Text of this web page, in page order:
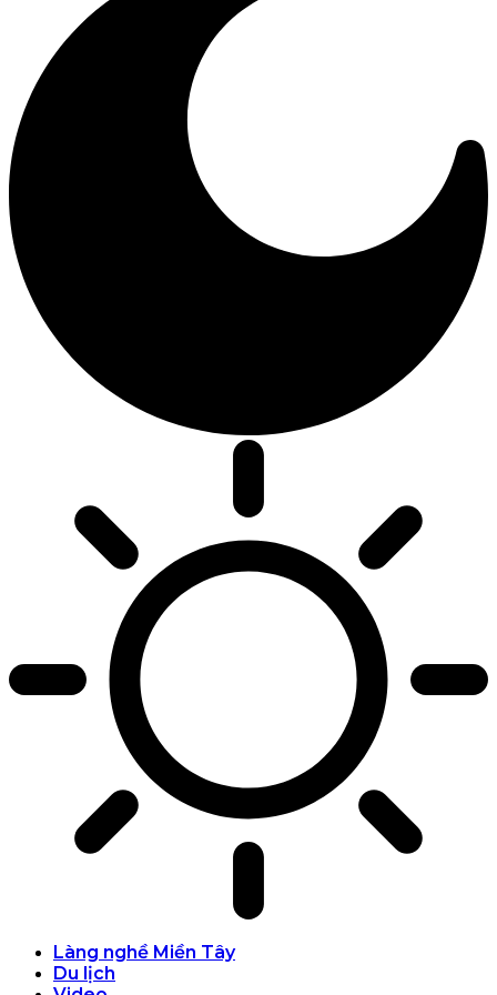
Làng nghề Miền Tây
Du lịch